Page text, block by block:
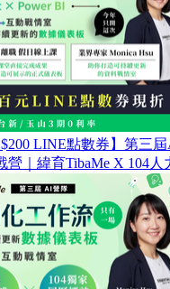
$200 LINE點數券】第三
｜緯育TibaMe X 104人